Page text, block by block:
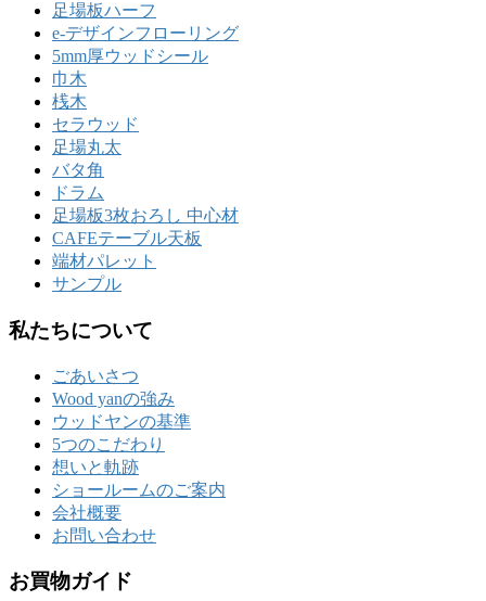
足場板ハーフ
e-デザインフローリング
5mm厚ウッドシール
巾木
桟木
セラウッド
足場丸太
バタ角
ドラム
足場板3枚おろし 中心材
CAFEテーブル天板
端材パレット
サンプル
私たちについて
ごあいさつ
Wood yanの強み
ウッドヤンの基準
5つのこだわり
想いと軌跡
ショールームのご案内
会社概要
お問い合わせ
お買物ガイド